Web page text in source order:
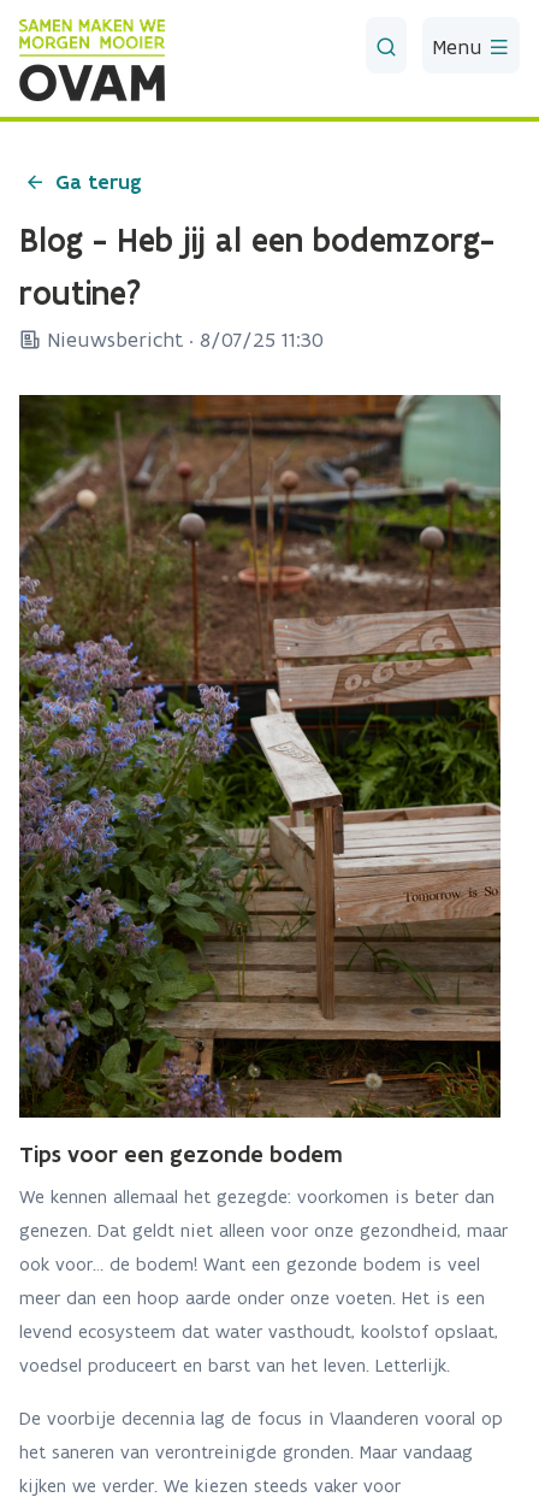
Skip to Main Content
Menu
Ga terug
Blog - Heb jij al een bodemzorg-
routine?
Nieuwsbericht · 8/07/25 11:30
Tips voor een gezonde bodem
We kennen allemaal het gezegde: voorkomen is beter dan
genezen. Dat geldt niet alleen voor onze gezondheid, maar
ook voor… de bodem! Want een gezonde bodem is veel
meer dan een hoop aarde onder onze voeten. Het is een
levend ecosysteem dat water vasthoudt, koolstof opslaat,
voedsel produceert en barst van het leven. Letterlijk.
De voorbije decennia lag de focus in Vlaanderen vooral op
het saneren van verontreinigde gronden. Maar vandaag
kijken we verder. We kiezen steeds vaker voor